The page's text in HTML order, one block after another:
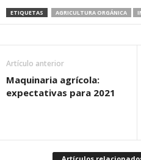
ETIQUETAS AGRICULTURA ORGÁNICA
Artículo anterior
Maquinaria agrícola:
expectativas para 2021